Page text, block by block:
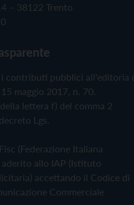
– 38122 Trento
i contributi pubblici all'editoria
maggio 2017, n. 70.
lettera f) del comma 2
Lgs.
(Federazione Italiana
allo IAP (Istituto
accettando il Codice di
Commerciale